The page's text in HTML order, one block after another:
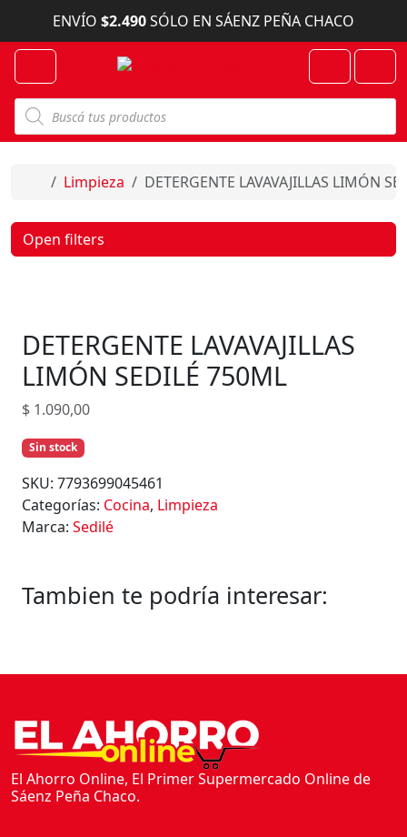
Skip to content
ENVÍO $2.490SÓLO EN SÁENZ PEÑA CHACO
B
s
q
d
Account
Cart
Home
Limpieza DETERGENTE LAVAVAJILLAS LIMÓN
DETERGENTE LAVAVAJILLAS
LIMÓN SEDILÉ 750ML
$ 1.090,00
Sin stock
SKU: 7793699045461
Categorías: Cocina, Limpieza
Marca: Sedilé
Tambien te podría interesar:
Open filters
El Ahorro Online, El Primer Supermercado Online de
Sáenz Peña Chaco.